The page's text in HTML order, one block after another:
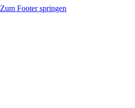
Zum Footer springen